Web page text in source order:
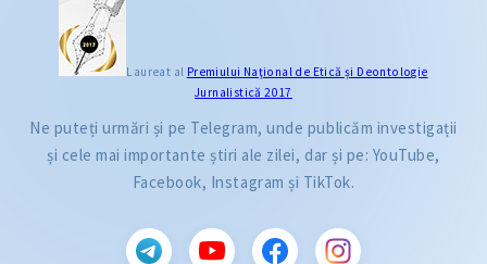
Laureat al Premiului Naţional de Etică și Deontologie
Jurnalistică 2017
Ne puteți urmări și pe Telegram, unde publicăm investigații
și cele mai importante știri ale zilei, dar și pe: YouTube,
Facebook, Instagram și TikTok.